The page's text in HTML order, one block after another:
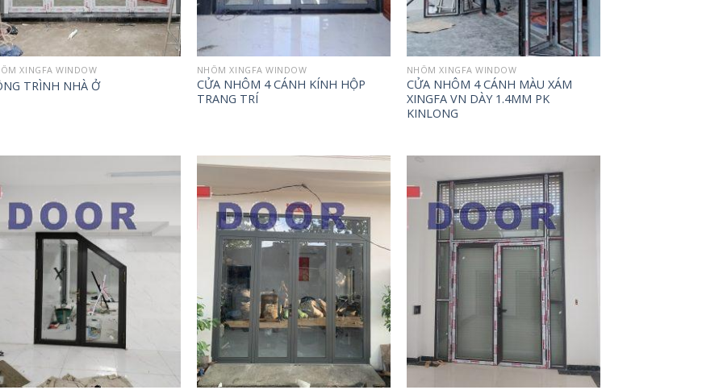
XINGFA WINDOW
TRÌNH NHÀ Ở
NHÔM XINGFA WINDOW
CỬA NHÔM 4 CÁNH KÍNH HỘP
TRANG TRÍ
NHÔM XINGFA WINDOW
CỬA NHÔM 4 CÁNH MÀU XÁM
XINGFA VN DÀY 1.4MM PK
KINLONG
wishlist
Add to
wishlist